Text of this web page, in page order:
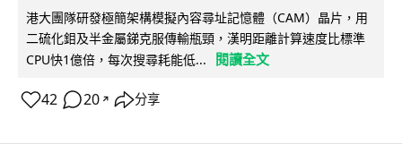
港大團隊研發極簡架構模擬內容尋址記憶體（CAM）晶片，用
二硫化鉬及半金屬銻克服傳輸瓶頸，漢明距離計算速度比標準
CPU快1億倍，每次搜尋耗能低...
閱讀全文
42 20 ↗ 分享